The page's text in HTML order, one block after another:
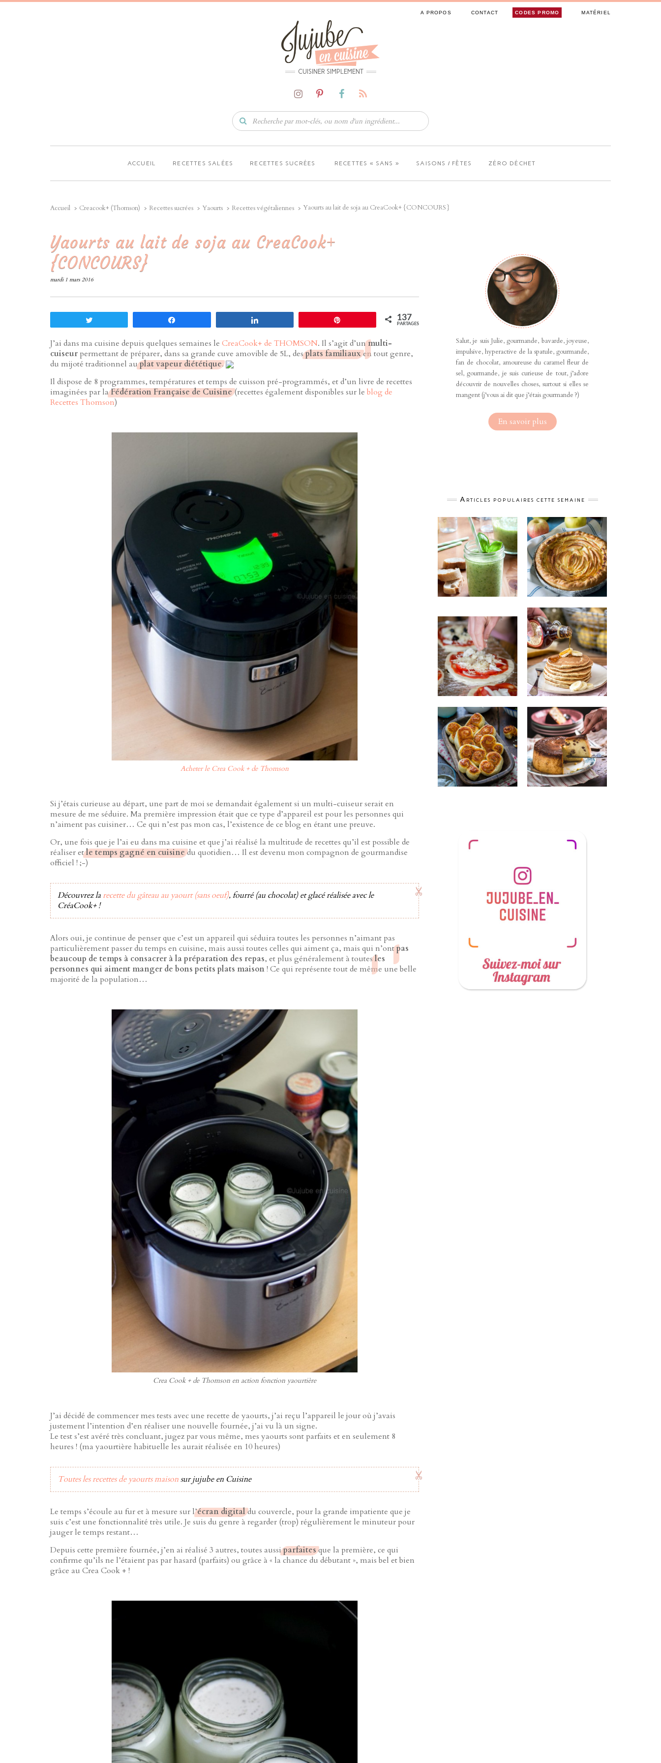
A PROPOS CONTACT CODES PROMO MATÉRIEL
CUISINER SIMPLEMENT
ACCUEIL RECETTES SALÉES RECETTES SUCRÉES RECETTES « SANS » SAISONS / FÊTES ZÉRO DÉCHET
Accueil Creacook+ (Thomson) Recettes sucrées Yaourts Recettes végétaliennes Yaourts au lait de soja au CreaCook+ {CONCOURS}
Yaourts au lait de soja au CreaCook+
{CONCOURS}
mardi 1 mars 2016
137
PARTAGES
J’ai dans ma cuisine depuis quelques semaines le CreaCook+ de THOMSON. Il s’agit d’unmulti-
cuiseur permettant de préparer, dans sa grande cuve amovible de 5L, desplats familiauxen tout genre,
du mijoté traditionnel auplat vapeur diététique.
Il dispose de 8 programmes, températures et temps de cuisson pré-programmés, et d’un livre de recettes
imaginées par laFédération Française de Cuisine(recettes également disponibles sur le blog de
Recettes Thomson)
Acheter le Crea Cook + de Thomson
Si j’étais curieuse au départ, une part de moi se demandait également si un multi-cuiseur serait en
mesure de me séduire. Ma première impression était que ce type d’appareil est pour les personnes qui
n’aiment pas cuisiner… Ce qui n’est pas mon cas, l’existence de ce blog en étant une preuve.
Or, une fois que je l’ai eu dans ma cuisine et que j’ai réalisé la multitude de recettes qu’il est possible de
réaliser etle temps gagné en cuisinedu quotidien… Il est devenu mon compagnon de gourmandise
officiel ! ;-)
Découvrez la recette du gâteau au yaourt (sans oeuf), fourré (au chocolat) et glacé réalisée avec le
CréaCook+ !
Alors oui, je continue de penser que c’est un appareil qui séduira toutes les personnes n’aimant pas
particulièrement passer du temps en cuisine, mais aussi toutes celles qui aiment ça, mais qui n’ontpas
beaucoup de temps à consacrer à la préparation des repas, et plus généralement à toutesles
personnes qui aiment manger de bons petits plats maison! Ce qui représente tout de même une belle
majorité de la population…
Crea Cook + de Thomson en action fonction yaourtière
J’ai décidé de commencer mes tests avec une recette de yaourts, j’ai reçu l’appareil le jour où j’avais
justement l’intention d’en réaliser une nouvelle fournée, j’ai vu là un signe.
Le test s’est avéré très concluant, jugez par vous même, mes yaourts sont parfaits et en seulement 8
heures ! (ma yaourtière habituelle les aurait réalisée en 10 heures)
Toutes les recettes de yaourts maisonsur jujube en Cuisine
Le temps s’écoule au fur et à mesure sur l’écran digitaldu couvercle, pour la grande impatiente que je
suis c’est une fonctionnalité très utile. Je suis du genre à regarder (trop) régulièrement le minuteur pour
jauger le temps restant…
Depuis cette première fournée, j’en ai réalisé 3 autres, toutes aussiparfaitesque la première, ce qui
confirme qu’ils ne l’étaient pas par hasard (parfaits) ou grâce à « la chance du débutant », mais bel et bien
grâce au Crea Cook + !
Salut, je suis Julie, gourmande, bavarde, joyeuse,
impulsive, hyperactive de la spatule, gourmande,
fan de chocolat, amoureuse du caramel fleur de
sel, gourmande, je suis curieuse de tout, j’adore
découvrir de nouvelles choses, surtout si elles se
mangent (j’vous ai dit que j’étais gourmande ?)
En savoir plus
Articles populaires cette semaine